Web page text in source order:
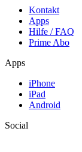
Kontakt
Apps
Hilfe / FAQ
Prime Abo
Apps
iPhone
iPad
Android
Social